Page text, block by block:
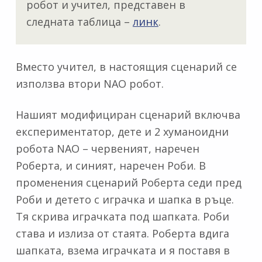
робот и учител, представен в
следната таблица – линк.
Вместо учител, в настоящия сценарий се
използва втори NAO робот.
Нашият модифициран сценарий включва
експериментатор, дете и 2 хуманоидни
робота NAO – червеният, наречен
Роберта, и синият, наречен Роби. В
променения сценарий Роберта седи пред
Роби и детето с играчка и шапка в ръце.
Тя скрива играчката под шапката. Роби
става и излиза от стаята. Роберта вдига
шапката, взема играчката и я поставя в